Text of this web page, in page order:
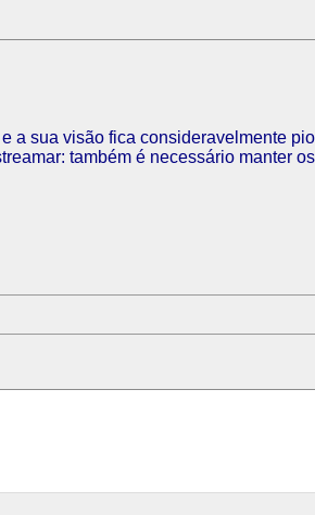
a sua visão fica consideravelmente
também é necessário manter